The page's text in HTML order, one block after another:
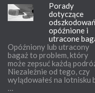
Porady
dotyczące
opóźnione i
utracone
Opóźniony lub utracony
bagaż to problem, który
może zepsuć każdą
Niezależnie od tego, czy
wylądowałeś na lotnisku
…